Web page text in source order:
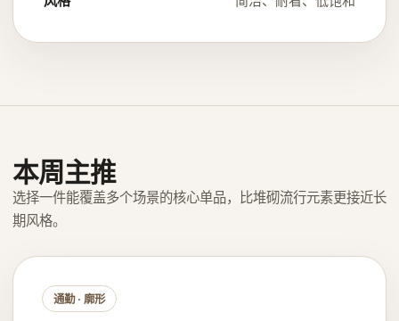
本周主推
选择一件能覆盖多个场景的核心单品，比堆砌流行元素更接近长
期风格。
通勤 · 廓形